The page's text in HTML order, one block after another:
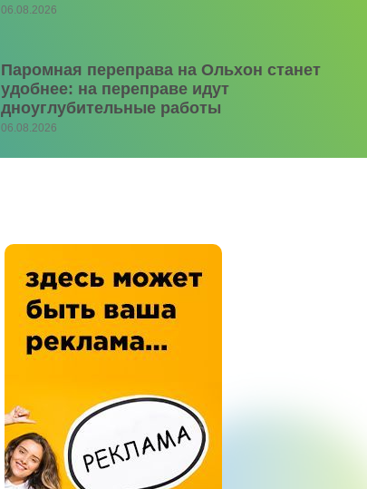
06.08.2026
Паромная переправа на Ольхон станет
удобнее: на переправе идут
дноуглубительные работы
06.08.2026